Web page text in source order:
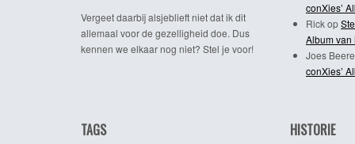
Vergeet daarbij alsjeblieft niet dat ik dit
allemaal voor de gezelligheid doe. Dus
kennen we elkaar nog niet? Stel je voor!
conXies’
Rickop
Album van
Joes
conXies’
TAGS HISTORIE